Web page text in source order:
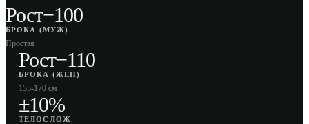
Рост−100
БРОКА (МУЖ)
Простая
Рост−110
БРОКА (ЖЕН)
155-170 см
±10%
ТЕЛОСЛОЖ.